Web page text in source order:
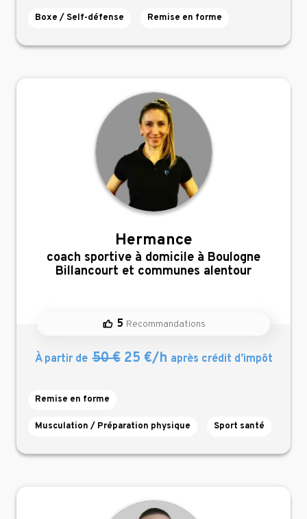
Boxe / Self-défense Remise en forme
Hermance
,
coach sportive à domicile à Boulogne
Billancourt et communes alentour
5 Recommandations
À partir de 50 €25 €/h après crédit d’impôt
Remise en forme
Musculation / Préparation physique Sport santé